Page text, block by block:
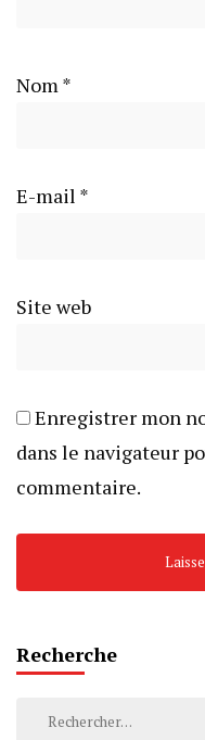
Nom *
E-mail *
Site web
Enregistrer mon
dans le navigateur
commentaire.
Recherche
Rechercher :